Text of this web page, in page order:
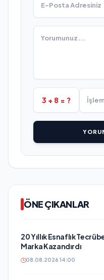
3 + 8 = ?
ÖNE ÇIKANLAR
20 Yıllık Esnaflık
Marka Kazandırdı
08.08.2026 14:00